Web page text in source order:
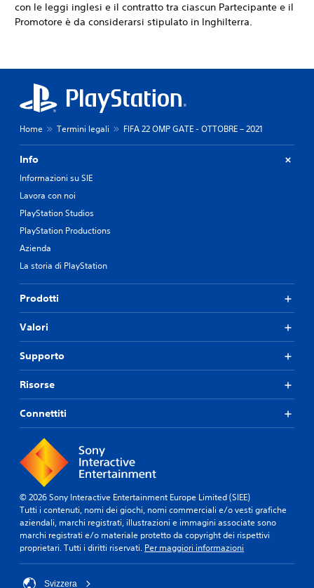
con le leggi inglesi e il contratto tra ciascun Partecipante e il
Promotore è da considerarsi stipulato in Inghilterra.
Home Termini legali FIFA 22 OMP GATE - OTTOBRE – 2021
Info
Informazioni su SIE
Lavora con noi
PlayStation Studios
PlayStation Productions
Azienda
La storia di PlayStation
Prodotti
Valori
Supporto
Risorse
Connettiti
© 2026 Sony Interactive Entertainment Europe Limited (SIEE)
Tutti i contenuti, nomi dei giochi, nomi commerciali e/o vesti grafiche
aziendali, marchi registrati, illustrazioni e immagini associate sono
marchi registrati e/o materiale protetto da copyright dei rispettivi
proprietari. Tutti i diritti riservati. Per maggiori informazioni
Svizzera